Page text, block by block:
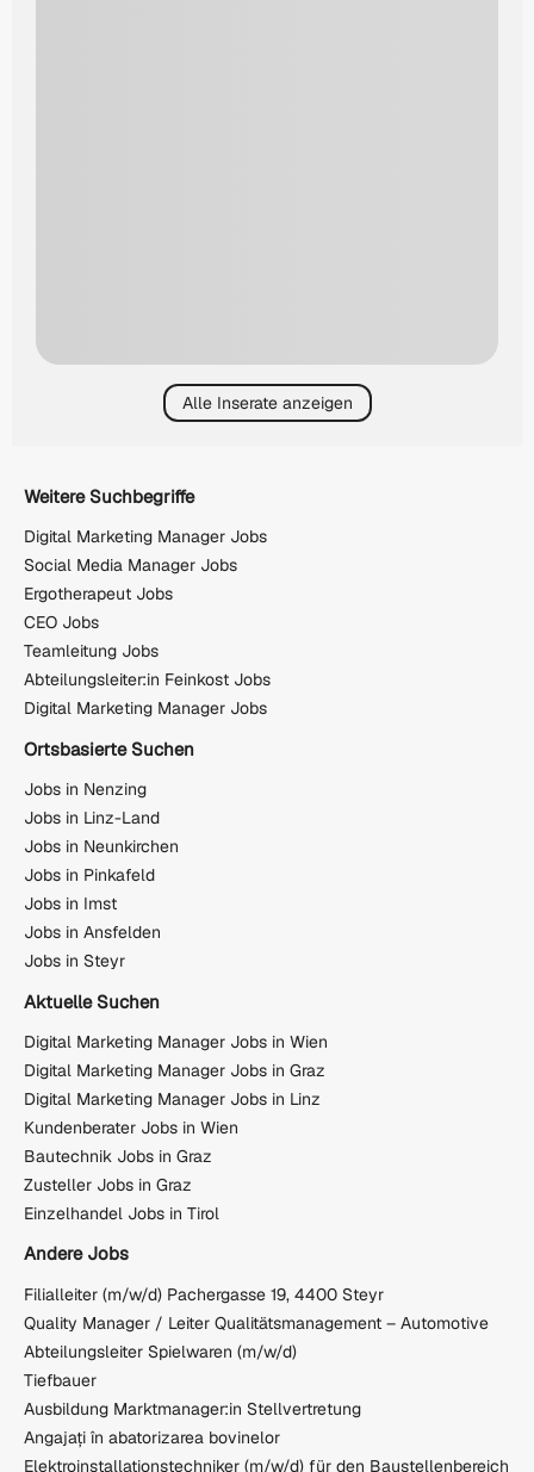
Alle Inserate anzeigen
Weitere Suchbegriffe
Digital Marketing Manager Jobs
Social Media Manager Jobs
Ergotherapeut Jobs
CEO Jobs
Teamleitung Jobs
Abteilungsleiter:in Feinkost Jobs
Digital Marketing Manager Jobs
Ortsbasierte Suchen
Jobs in Nenzing
Jobs in Linz-Land
Jobs in Neunkirchen
Jobs in Pinkafeld
Jobs in Imst
Jobs in Ansfelden
Jobs in Steyr
Aktuelle Suchen
Digital Marketing Manager Jobs in Wien
Digital Marketing Manager Jobs in Graz
Digital Marketing Manager Jobs in Linz
Kundenberater Jobs in Wien
Bautechnik Jobs in Graz
Zusteller Jobs in Graz
Einzelhandel Jobs in Tirol
Andere Jobs
Filialleiter (m/w/d) Pachergasse 19, 4400 Steyr
Quality Manager / Leiter Qualitätsmanagement – Automotive
Abteilungsleiter Spielwaren (m/w/d)
Tiefbauer
Ausbildung Marktmanager:in Stellvertretung
Angajați în abatorizarea bovinelor
Elektroinstallationstechniker (m/w/d) für den Baustellenbereich